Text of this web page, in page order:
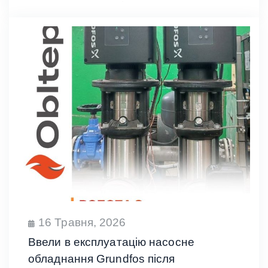
16 Травня, 2026
Ввели в експлуатацію насосне
обладнання Grundfos після